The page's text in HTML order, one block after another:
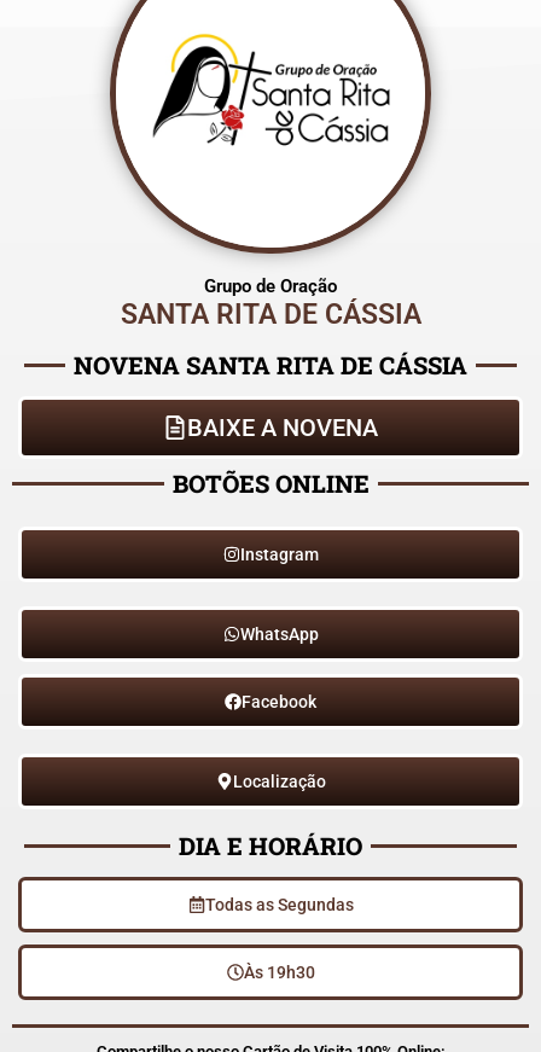
Grupo de Oração
SANTA RITA DE CÁSSIA
NOVENA SANTA RITA DE CÁSSIA
BAIXE A NOVENA
BOTÕES ONLINE
Instagram
WhatsApp
Facebook
Localização
DIA E HORÁRIO
Todas as Segundas
Às 19h30